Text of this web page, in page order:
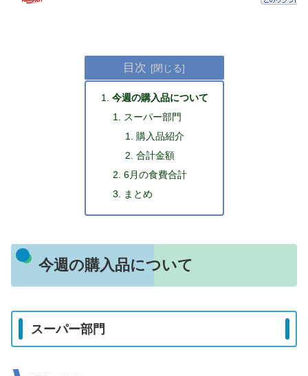
目次
今週の購入品について
スーパー部門
購入品紹介
合計金額
6月の食費合計
まとめ
今週の購入品について
スーパー部門